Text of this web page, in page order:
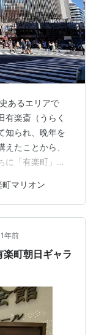
あるエリアで
有楽斎（うらく
知られ、晩年を
たことから、
に「有楽町」と
都市開発が進
有楽町駅が誕生
なりました。 大
てにぎわいま
の中心となって
座などの…
町マリオン
1年前
町朝日ギャラ